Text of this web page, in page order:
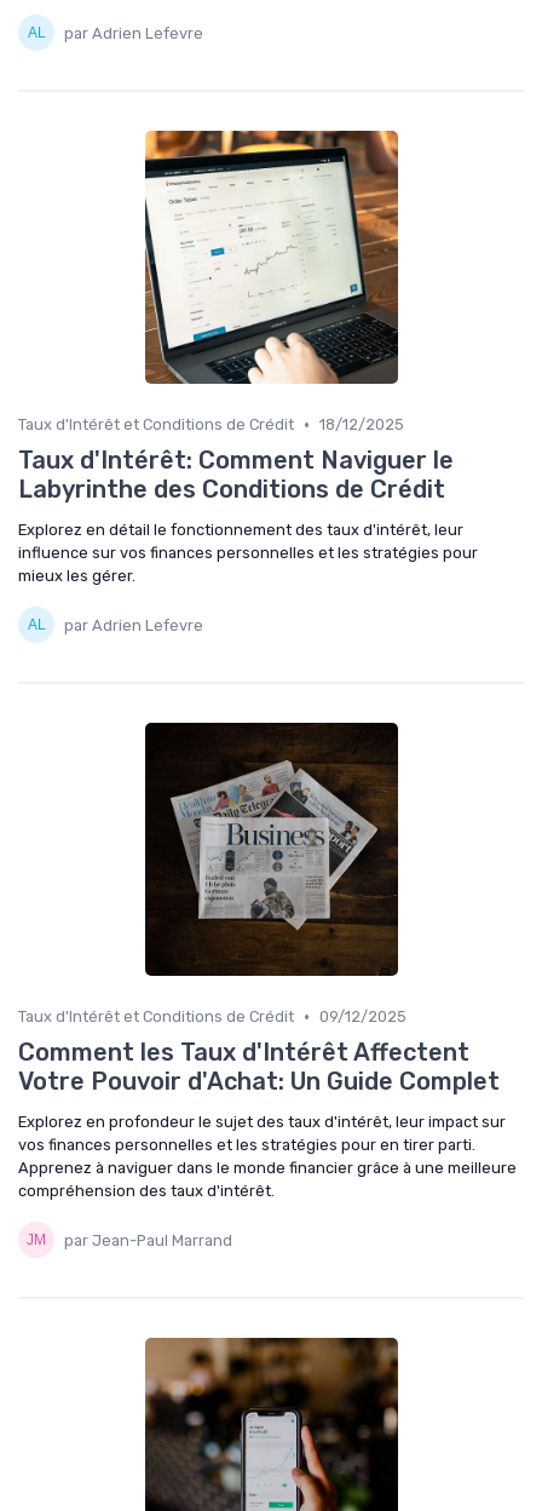
par Adrien Lefevre
Taux d'Intérêt et Conditions de Crédit • 18/12/2025
Taux d'Intérêt: Comment Naviguer le
Labyrinthe des Conditions de Crédit
Explorez en détail le fonctionnement des taux d'intérêt, leur
influence sur vos finances personnelles et les stratégies pour
mieux les gérer.
par Adrien Lefevre
Taux d'Intérêt et Conditions de Crédit • 09/12/2025
Comment les Taux d'Intérêt Affectent
Votre Pouvoir d'Achat: Un Guide Complet
Explorez en profondeur le sujet des taux d'intérêt, leur impact sur
vos finances personnelles et les stratégies pour en tirer parti.
Apprenez à naviguer dans le monde financier grâce à une meilleure
compréhension des taux d'intérêt.
par Jean-Paul Marrand